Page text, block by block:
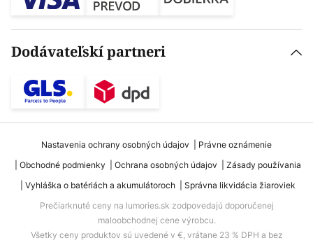
Dodávateľskí partneri
Nastavenia ochrany osobných údajov
Právne oznámenie
Obchodné podmienky
Ochrana osobných údajov
Zásady používania
Vyhláška o batériách a akumulátoroch
Správna likvidácia žiaroviek
Prečiarknuté ceny na lumories.sk zodpovedajú doporučenej
maloobchodnej cene výrobcu.
Všetky ceny produktov sú uvedené v €, vrátane 23 % DPH a bez